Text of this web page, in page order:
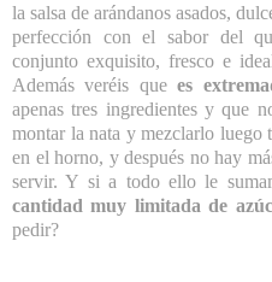
la salsa de arándanos asados,
perfección con el sabor del
conjunto exquisito, fresco e
Además veréis quees
apenas tres ingredientes y que
montar la nata y mezclarlo luego
en el horno, y después no hay
servir. Y si a todo ello le
cantidad muy limitada de
pedir?